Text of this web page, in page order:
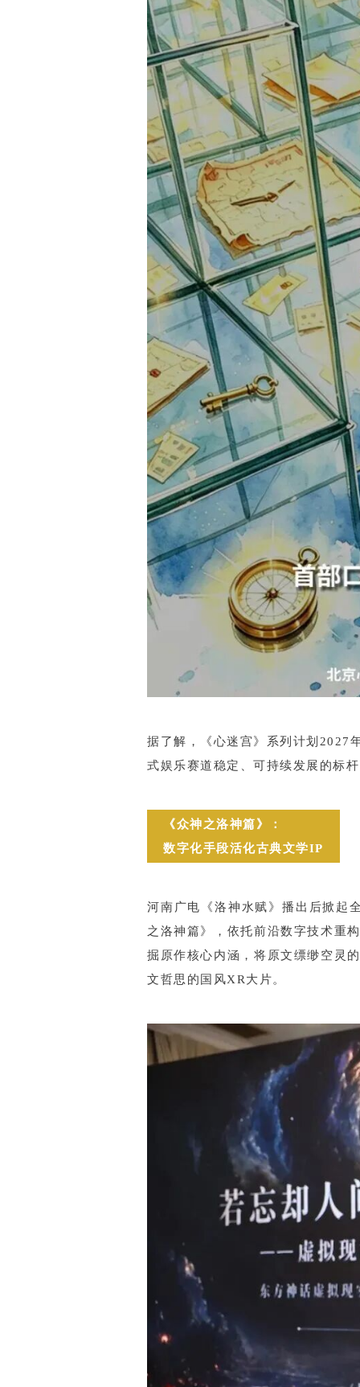
据了解，《心迷宫》系列计划2027
式娱乐赛道稳定、可持续发展的标
《众神之洛神篇》：
数字化手段活化古典文学IP
河南广电《洛神水赋》播出后掀起
之洛神篇》，依托前沿数字技术重
掘原作核心内涵，将原文缥缈空灵
文哲思的国风XR大片。